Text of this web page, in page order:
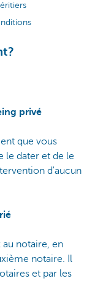
privé
que vous
le dater et de le
d'aucun
au notaire, en
notaire. Il
et par les